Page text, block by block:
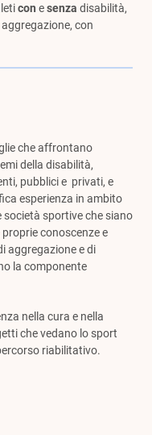
con esenza disabilità,
con
che affrontano
della disabilità,
pubblici e privati, e
esperienza in ambito
sportive che siano
conoscenze e
aggregazione e di
la componente
nella cura e nella
che vedano lo sport
riabilitativo.